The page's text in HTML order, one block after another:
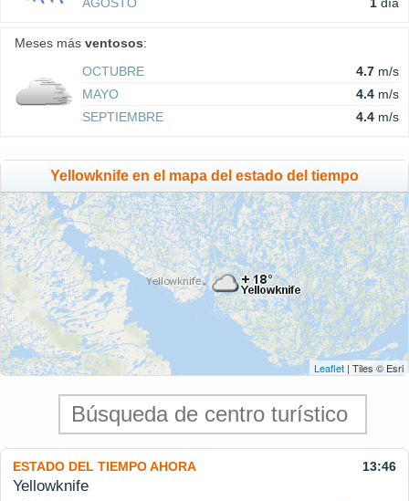
Meses más ventosos:
OCTUBRE
4.7 m/s
MAYO
4.4 m/s
SEPTIEMBRE
4.4 m/s
Yellowknife en el mapa del estado del tiempo
Leaflet | Tiles © Esri
ESTADO DEL TIEMPO AHORA 13:46
Yellowknife